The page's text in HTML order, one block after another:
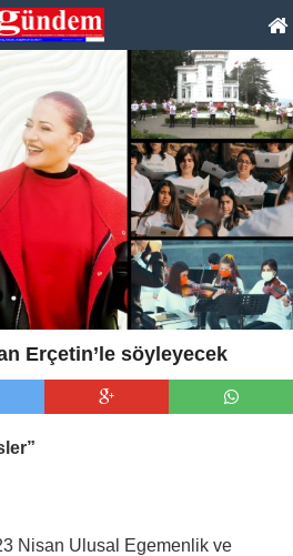
Erçetin’le söyleyecek
Nisan Ulusal Egemenlik ve